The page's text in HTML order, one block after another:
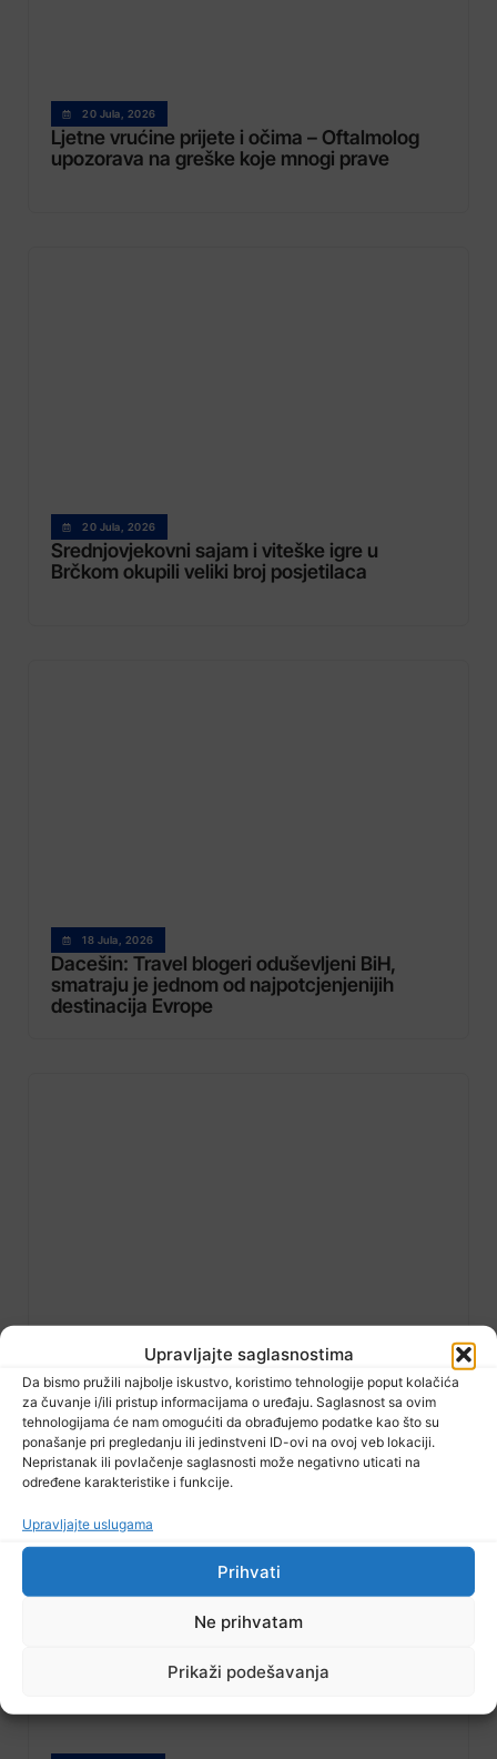
Upravljajte saglasnostima
Da bismo pružili najbolje iskustvo, koristimo tehnologije poput kolačića
za čuvanje i/ili pristup informacijama o uređaju. Saglasnost sa ovim
tehnologijama će nam omogućiti da obrađujemo podatke kao što su
ponašanje pri pregledanju ili jedinstveni ID-ovi na ovoj veb lokaciji.
Nepristanak ili povlačenje saglasnosti može negativno uticati na
određene karakteristike i funkcije.
Upravljajte uslugama
Prihvati
Ne prihvatam
Prikaži podešavanja
20 Jula, 2026
Ljetne vrućine prijete i očima – Oftalmolog
upozorava na greške koje mnogi prave
20 Jula, 2026
Srednjovjekovni sajam i viteške igre u
Brčkom okupili veliki broj posjetilaca
18 Jula, 2026
Dacešin: Travel blogeri oduševljeni BiH,
smatraju je jednom od najpotcjenjenijih
destinacija Evrope
Koliko kilograma možete izgubiti nakon
smanjenja želuca?